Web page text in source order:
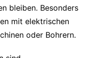
bleiben. Besonders
mit elektrischen
oder Bohrern.